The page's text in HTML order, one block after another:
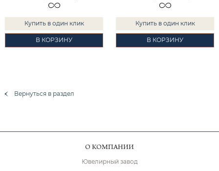
Купить в один клик
В КОРЗИНУ
Купить в один клик
В КОРЗИНУ
Вернуться в раздел
О КОМПАНИИ
Ювелирный завод